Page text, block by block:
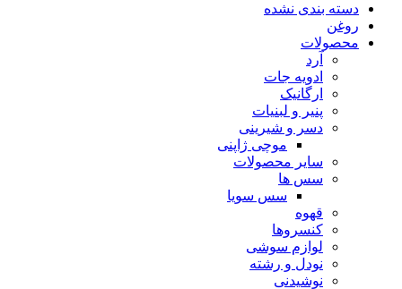
دسته بندی نشده
روغن
محصولات
آرد
ادویه جات
ارگانیک
پنیر و لبنیات
دسر و شیرینی
موچی ژاپنی
سایر محصولات
سس ها
سس سویا
قهوه
کنسروها
لوازم سوشی
نودل و رشته
نوشیدنی